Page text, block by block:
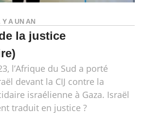
Y A UN AN
la justice
l’Afrique du Sud a porté
devant la CIJ contre la
israélienne à Gaza. Israël
traduit en justice ?